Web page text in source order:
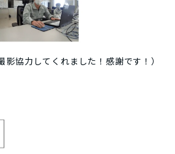
影協力してくれました！感謝です！）